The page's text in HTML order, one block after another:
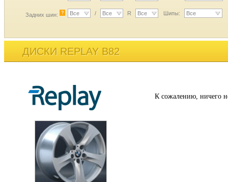
Задних шин: ? Все / Все R Все Шипы: Все
ДИСКИ REPLAY B82
К сожалению, ничего